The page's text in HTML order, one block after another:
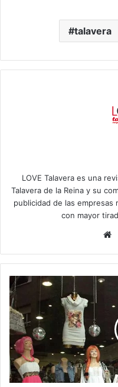
talavera
LOVE Talavera es una
Talavera de la Reina y su
publicidad de las empresas
con mayor
T
h
e
S
h
o
p
a
h